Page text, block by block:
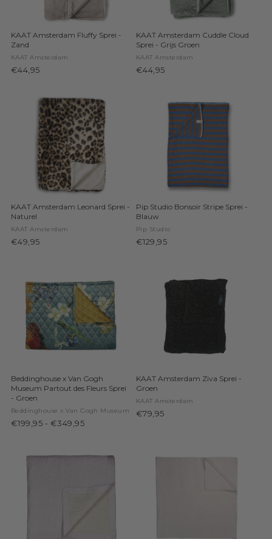
KAAT Amsterdam Fluffy Sprei -
Zand
KAAT Amsterdam
€44,95
KAAT Amsterdam Cuddle Cloud
Sprei - Grijs Groen
KAAT Amsterdam
€44,95
KAAT Amsterdam Leonard Sprei -
Naturel
KAAT Amsterdam
€49,95
Pip Studio Bonsoir Stripe Sprei -
Blauw
Pip Studio
€129,95
Beddinghouse x Van Gogh
Museum Partout des Fleurs Sprei
- Groen
Beddinghouse x Van Gogh Museum
€199,95 - €349,95
KAAT Amsterdam Ziva Sprei -
Groen
KAAT Amsterdam
€79,95